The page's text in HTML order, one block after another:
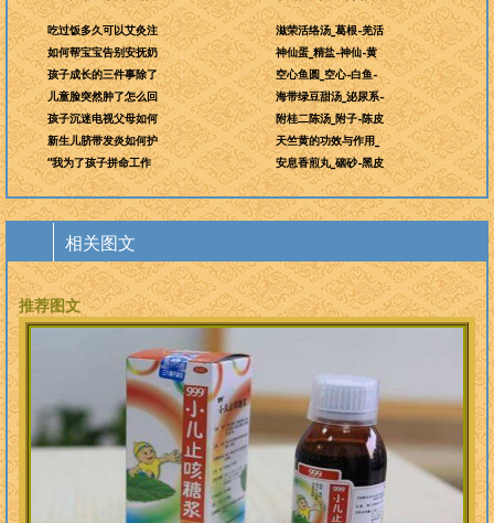
吃过饭多久可以艾灸注
如何帮宝宝告别安抚奶
孩子成长的三件事除了
儿童脸突然肿了怎么回
孩子沉迷电视父母如何
新生儿脐带发炎如何护
“我为了孩子拼命工作
滋荣活络汤_葛根-羌活
神仙蛋_精盐-神仙-黄
空心鱼圆_空心-白鱼-
海带绿豆甜汤_泌尿系-
附桂二陈汤_附子-陈皮
天竺黄的功效与作用_
安息香煎丸_硇砂-黑皮
相关图文
推荐图文